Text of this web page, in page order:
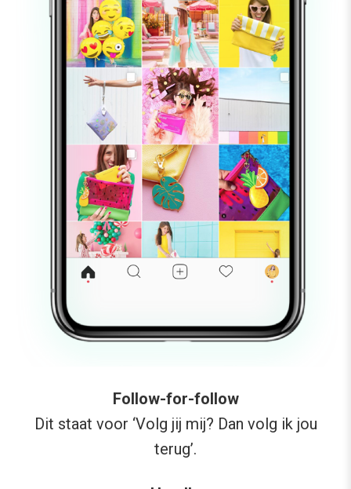
Follow-for-follow
Dit staat voor ‘Volg jij mij? Dan volg ik jou
terug’.